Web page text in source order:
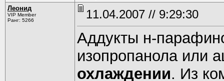
Леонид
VIP Member
Ранг: 5266
11.04.2007 // 9:29:30
Аддукты н-
изопропанола или
охлаждении. Из